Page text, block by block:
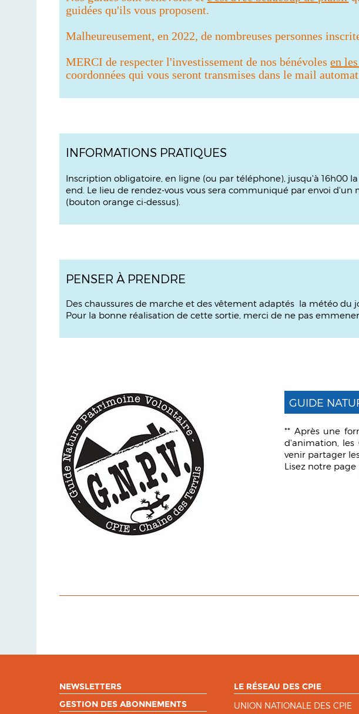
guidées qu'ils vous proposent.
Malheureusement, en 2022, de nombreuses personnes
MERCI de respecter l'investissement de nos bénévolesen
coordonnées qui vous seront transmises dans le mail
INFORMATIONS PRATIQUES
Inscription obligatoire, en ligne (ou par téléphone), jusqu'à 16h00
end. Le lieu de rendez-vous vous sera communiqué par envoi
(bouton orange ci-dessus).
PENSER À PRENDRE
Des chaussures de marche et des vêtement adaptés la météo du
Pour la bonne réalisation de cette sortie, merci de ne pas
GUIDE
** Après une
d'animation, les
venir partager
Lisez notre page
NEWSLETTERS
GESTION DES ABONNEMENTS
LE RÉSEAU DES CPIE
UNION NATIONALE DES CPIE